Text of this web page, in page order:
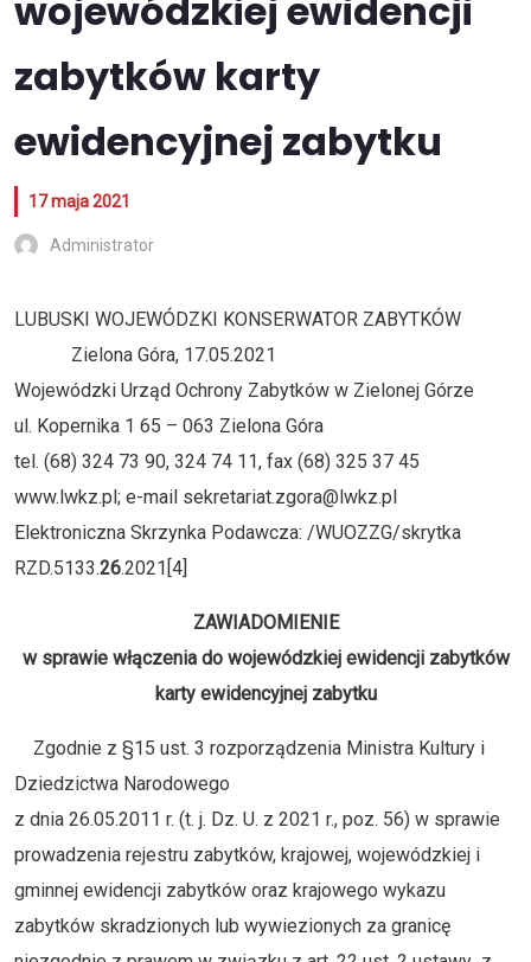
wojewódzkiej ewidencji
zabytków karty
ewidencyjnej zabytku
17 maja 2021
Administrator
LUBUSKI WOJEWÓDZKI KONSERWATOR ZABYTKÓW
Zielona Góra, 17.05.2021
Wojewódzki Urząd Ochrony Zabytków w Zielonej Górze
ul. Kopernika 1 65 – 063 Zielona Góra
tel. (68) 324 73 90, 324 74 11, fax (68) 325 37 45
www.lwkz.pl; e-mail sekretariat.zgora@lwkz.pl
Elektroniczna Skrzynka Podawcza: /WUOZZG/skrytka
RZD.5133.26.2021[4]
ZAWIADOMIENIE
w sprawie włączenia do wojewódzkiej ewidencji zabytków
karty ewidencyjnej zabytku
Zgodnie z §15 ust. 3 rozporządzenia Ministra Kultury i
Dziedzictwa Narodowego
z dnia 26.05.2011 r. (t. j. Dz. U. z 2021 r., poz. 56) w sprawie
prowadzenia rejestru zabytków, krajowej, wojewódzkiej i
gminnej ewidencji zabytków oraz krajowego wykazu
zabytków skradzionych lub wywiezionych za granicę